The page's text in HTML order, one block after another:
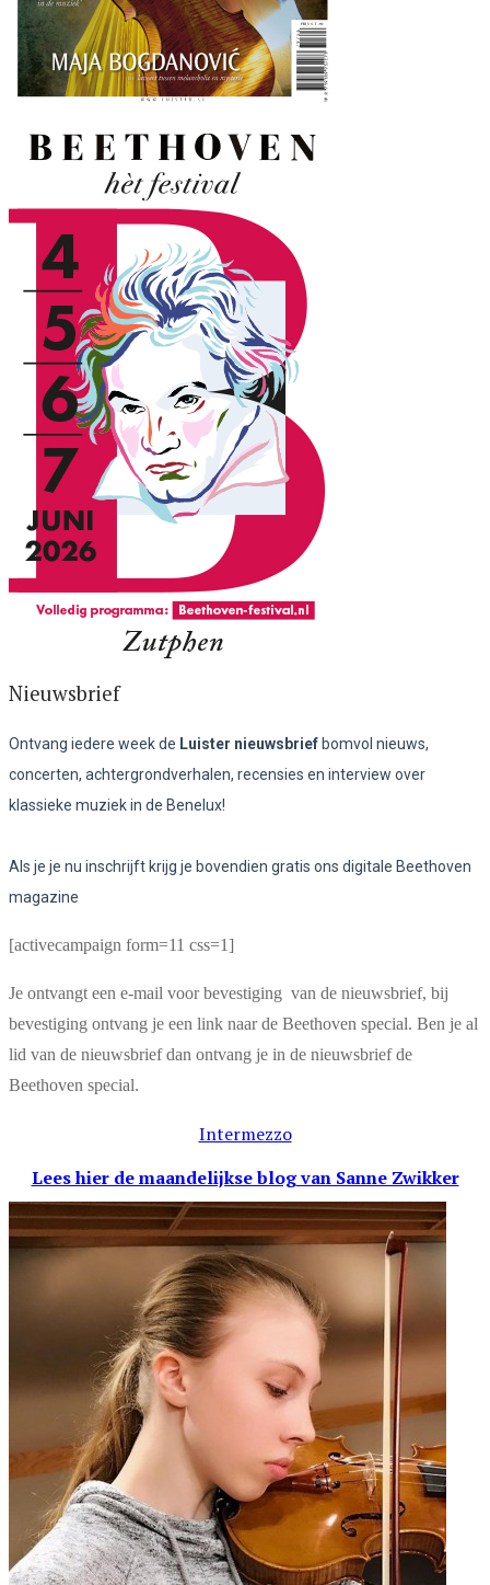
Nieuwsbrief
Ontvang iedere week de Luister nieuwsbrief bomvol nieuws,
concerten, achtergrondverhalen, recensies en interview over
klassieke muziek in de Benelux!
Als je je nu inschrijft krijg je bovendien gratis ons digitale Beethoven
magazine
[activecampaign form=11 css=1]
Je ontvangt een e-mail voor bevestiging van de nieuwsbrief, bij
bevestiging ontvang je een link naar de Beethoven special. Ben je al
lid van de nieuwsbrief dan ontvang je in de nieuwsbrief de
Beethoven special.
Intermezzo
Lees hier de maandelijkse blogvan Sanne Zwikker